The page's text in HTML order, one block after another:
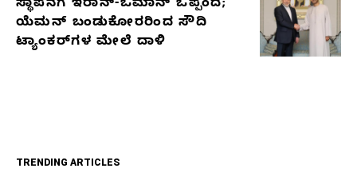
ಸ್ಥಾಪನೆಗೆ ಇರಾನ್-ಒಮಾನ್ ಒಪ್ಪಂದ;
ಯೆಮನ್ ಬಂಡುಕೋರರಿಂದ ಸೌದಿ
ಟ್ಯಾಂಕರ್‌ಗಳ ಮೇಲೆ ದಾಳಿ
TRENDING ARTICLES